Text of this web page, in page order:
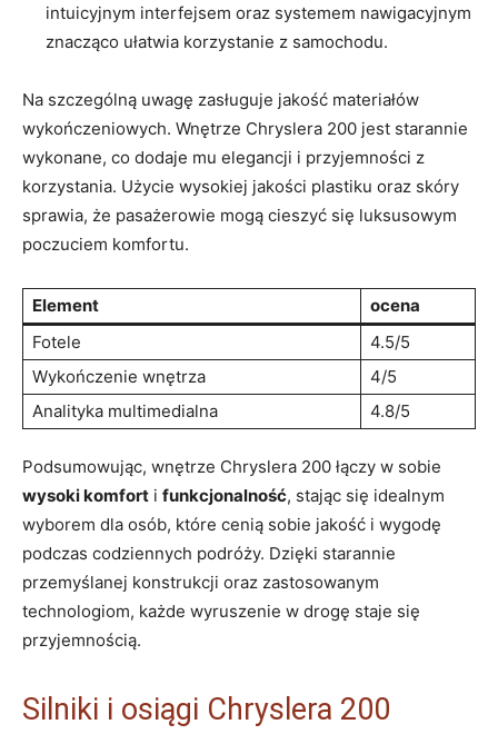
intuicyjnym interfejsem oraz systemem nawigacyjnym
znacząco ułatwia korzystanie z samochodu.
Na szczególną uwagę zasługuje jakość materiałów
wykończeniowych. Wnętrze Chryslera 200 jest starannie
wykonane, co dodaje mu elegancji i przyjemności z
korzystania. Użycie wysokiej jakości plastiku oraz skóry
sprawia, że pasażerowie mogą cieszyć się luksusowym
poczuciem komfortu.
Element
ocena
Fotele
4.5/5
Wykończenie wnętrza
4/5
Analityka multimedialna
4.8/5
Podsumowując, wnętrze Chryslera 200 łączy w sobie
wysoki komfort i funkcjonalność, stając się idealnym
wyborem dla osób, które cenią sobie jakość i wygodę
podczas codziennych podróży. Dzięki starannie
przemyślanej konstrukcji oraz zastosowanym
technologiom, każde wyruszenie w drogę staje się
przyjemnością.
Silniki i osiągi Chryslera 200